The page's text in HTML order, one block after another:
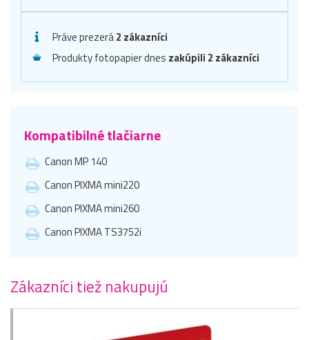
Práve prezerá2 zákazníci
Produkty fotopapier dnes zakúpili 2 zákazníci
Kompatibilné tlačiarne
Canon MP 140
Canon PIXMA mini220
Canon PIXMA mini260
Canon PIXMA TS3752i
Zákazníci tiež nakupujú